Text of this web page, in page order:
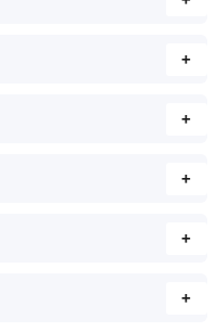
+
+
+
+
+